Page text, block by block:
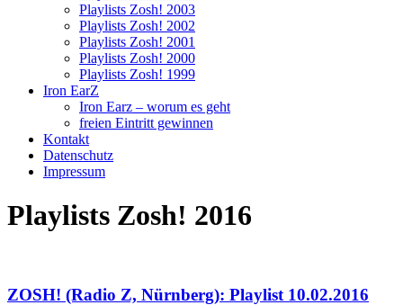
Playlists Zosh! 2003
Playlists Zosh! 2002
Playlists Zosh! 2001
Playlists Zosh! 2000
Playlists Zosh! 1999
Iron EarZ
Iron Earz – worum es geht
freien Eintritt gewinnen
Kontakt
Datenschutz
Impressum
Playlists Zosh! 2016
ZOSH! (Radio Z, Nürnberg): Playlist 10.02.2016